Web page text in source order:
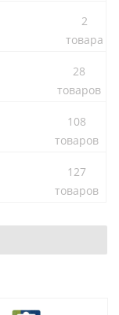
2
товара
28
товаров
108
товаров
127
товаров